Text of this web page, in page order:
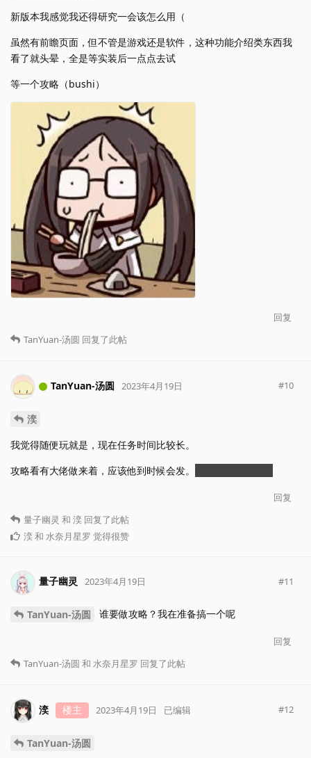
新版本我感觉我还得研究一会该怎么用（
虽然有前瞻页面，但不管是游戏还是软件，这种功能介绍类东西我
看了就头晕，全是等实装后一点点去试
等一个攻略（bushi）
回复
TanYuan-汤圆 回复了此帖
TanYuan-汤圆 2023年4月19日 #10
湙
我觉得随便玩就是，现在任务时间比较长。
攻略看有大佬做来着，应该他到时候会发。
回复
量子幽灵 和 湙 回复了此帖
湙和 水奈月星罗 觉得很赞
量子幽灵 2023年4月19日 #11
TanYuan-汤圆 谁要做攻略？我在准备搞一个呢
回复
TanYuan-汤圆 和 水奈月星罗 回复了此帖
湙 楼主 2023年4月19日 已编辑 #12
TanYuan-汤圆